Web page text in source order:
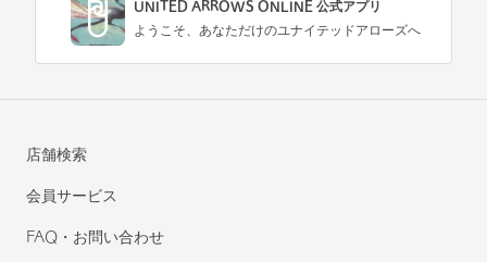
UNITED ARROWS ONLINE 公式アプリ
ようこそ、あなただけのユナイテッドアローズへ
店舗検索
会員サービス
FAQ・お問い合わせ